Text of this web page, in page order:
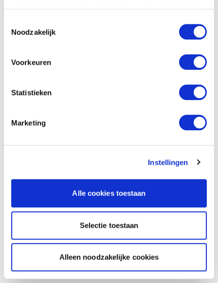
Noodzakelijk
Voorkeuren
Statistieken
Marketing
Instellingen
Alle cookies toestaan
Selectie toestaan
Alleen noodzakelijke cookies